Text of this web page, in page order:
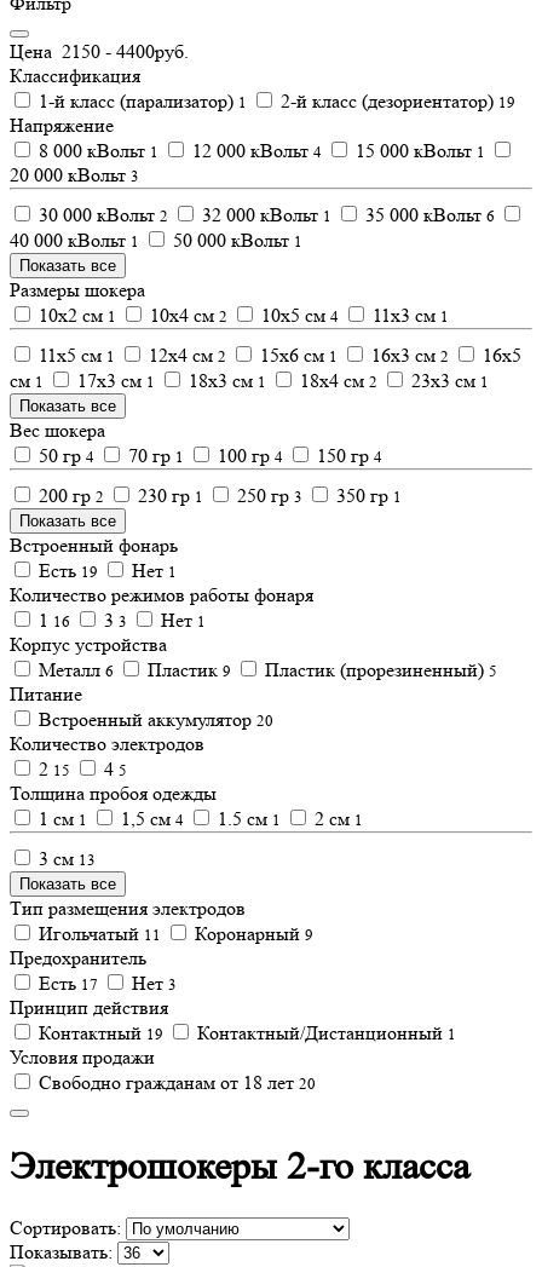
Цена 2150 - 4400руб.
Классификация
1-й класс (парализатор) 1 2-й класс (дезориентатор) 19
Напряжение
8 000 кВольт 1 12 000 кВольт 4 15 000 кВольт 1
20 000 кВольт 3
30 000 кВольт 2 32 000 кВольт 1 35 000 кВольт 6
40 000 кВольт 1 50 000 кВольт 1
Показать все
Размеры шокера
10х2 см 1 10х4 см 2 10х5 см 4 11х3 см 1
11х5 см 1 12х4 см 2 15х6 см 1 16х3 см 2
16х5
см 1 17х3 см 1 18х3 см 1 18х4 см 2 23х3 см 1
Показать все
Вес шокера
50 гр 4 70 гр 1 100 гр 4 150 гр 4
200 гр 2 230 гр 1 250 гр 3 350 гр 1
Показать все
Встроенный фонарь
Есть 19 Нет 1
Количество режимов работы фонаря
1 16 3 3 Нет 1
Корпус устройства
Металл 6 Пластик 9 Пластик (прорезиненный) 5
Питание
Встроенный аккумулятор 20
Количество электродов
2 15 4 5
Толщина пробоя одежды
1 см 1 1,5 см 4 1.5 см 1 2 см 1
3 см 13
Показать все
Тип размещения электродов
Игольчатый 11 Коронарный 9
Предохранитель
Есть 17 Нет 3
Принцип действия
Контактный 19 Контактный/Дистанционный 1
Условия продажи
Свободно гражданам от 18 лет 20
Электрошокеры 2-го класса
Сортировать:
Показывать: